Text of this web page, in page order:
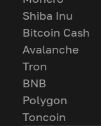
Shiba Inu
Bitcoin Cash
Avalanche
Tron
BNB
Polygon
Toncoin